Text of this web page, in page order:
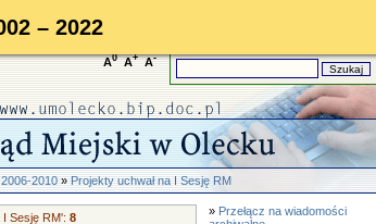
– 2022
A0 A+ A-
2010»Projekty uchwał na I Sesję RM
I Sesję RM': 8 » Przełącz na wiadomości